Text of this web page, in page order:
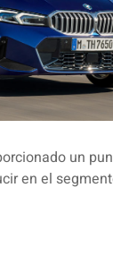
un
en el